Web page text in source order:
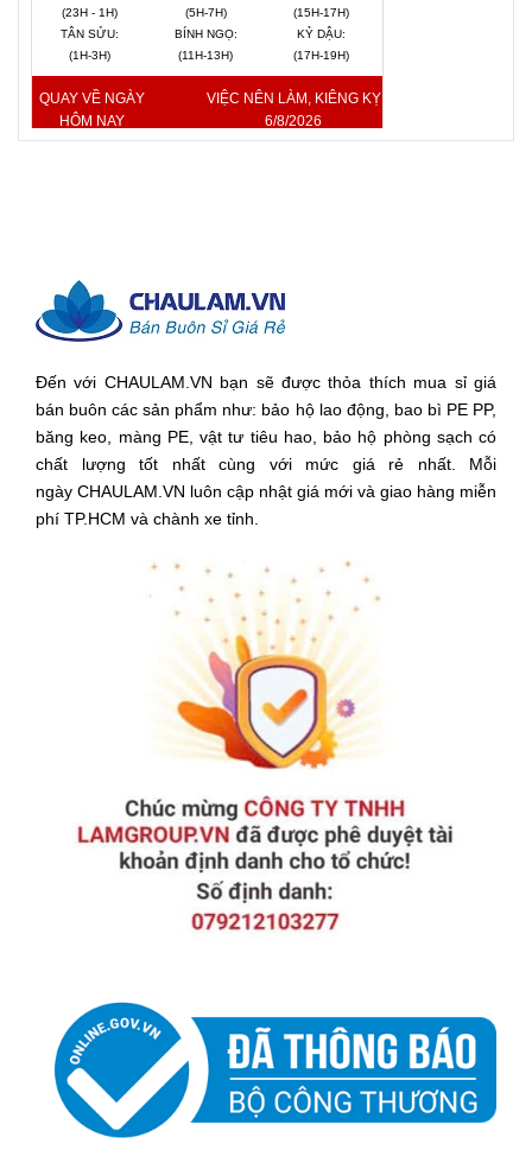
(23H - 1H)
TÂN SỬU:
(1H-3H)
(5H-7H)
BÍNH NGỌ:
(11H-13H)
(15H-17H)
KỶ DẬU:
(17H-19H)
QUAY VỀ NGÀY
HÔM NAY
VIỆC NÊN LÀM, KIÊNG KỴ
6/8/2026
Đến với CHAULAM.VN bạn sẽ được thỏa thích mua sỉ giá
bán buôn các sản phẩm như: bảo hộ lao động, bao bì PE PP,
băng keo, màng PE, vật tư tiêu hao, bảo hộ phòng sạch có
chất lượng tốt nhất cùng với mức giá rẻ nhất. Mỗi
ngày CHAULAM.VN luôn cập nhật giá mới và giao hàng miễn
phí TP.HCM và chành xe tỉnh.